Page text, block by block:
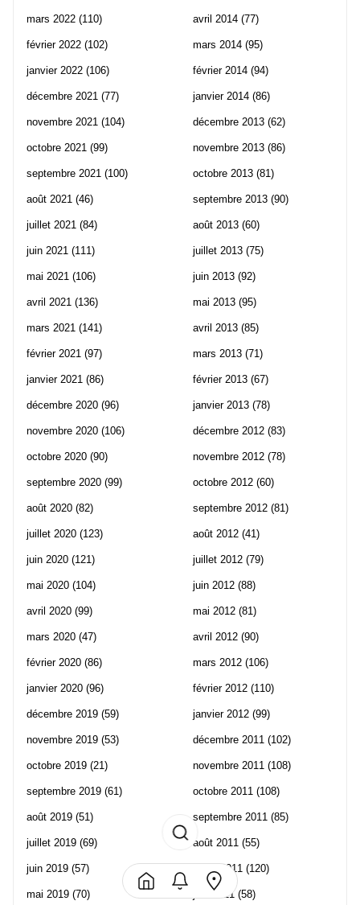
mars 2022 (110)
février 2022 (102)
janvier 2022 (106)
décembre 2021 (77)
novembre 2021 (104)
octobre 2021 (99)
septembre 2021 (100)
août 2021 (46)
juillet 2021 (84)
juin 2021 (111)
mai 2021 (106)
avril 2021 (136)
mars 2021 (141)
février 2021 (97)
janvier 2021 (86)
décembre 2020 (96)
novembre 2020 (106)
octobre 2020 (90)
septembre 2020 (99)
août 2020 (82)
juillet 2020 (123)
juin 2020 (121)
mai 2020 (104)
avril 2020 (99)
mars 2020 (47)
février 2020 (86)
janvier 2020 (96)
décembre 2019 (59)
novembre 2019 (53)
octobre 2019 (21)
septembre 2019 (61)
août 2019 (51)
juillet 2019 (69)
juin 2019 (57)
mai 2019 (70)
avril 2014 (77)
mars 2014 (95)
février 2014 (94)
janvier 2014 (86)
décembre 2013 (62)
novembre 2013 (86)
octobre 2013 (81)
septembre 2013 (90)
août 2013 (60)
juillet 2013 (75)
juin 2013 (92)
mai 2013 (95)
avril 2013 (85)
mars 2013 (71)
février 2013 (67)
janvier 2013 (78)
décembre 2012 (83)
novembre 2012 (78)
octobre 2012 (60)
septembre 2012 (81)
août 2012 (41)
juillet 2012 (79)
juin 2012 (88)
mai 2012 (81)
avril 2012 (90)
mars 2012 (106)
février 2012 (110)
janvier 2012 (99)
décembre 2011 (102)
novembre 2011 (108)
octobre 2011 (108)
septembre 2011 (85)
août 2011 (55)
juillet 2011 (120)
juin 2011(58)